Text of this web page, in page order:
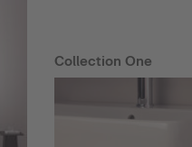
Collection One